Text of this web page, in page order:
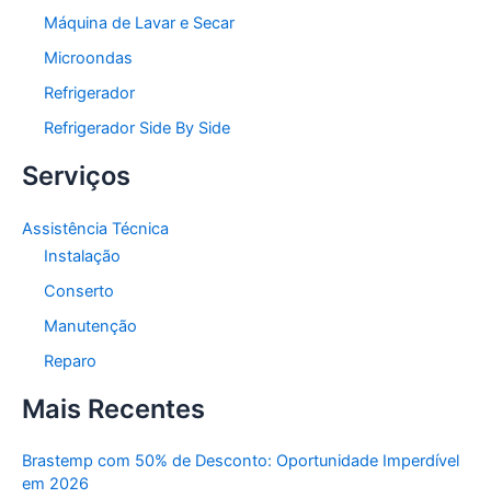
Máquina de Lavar e Secar
Microondas
Refrigerador
Refrigerador Side By Side
Serviços
Assistência Técnica
Instalação
Conserto
Manutenção
Reparo
Mais Recentes
Brastemp com 50% de Desconto: Oportunidade Imperdível
em 2026